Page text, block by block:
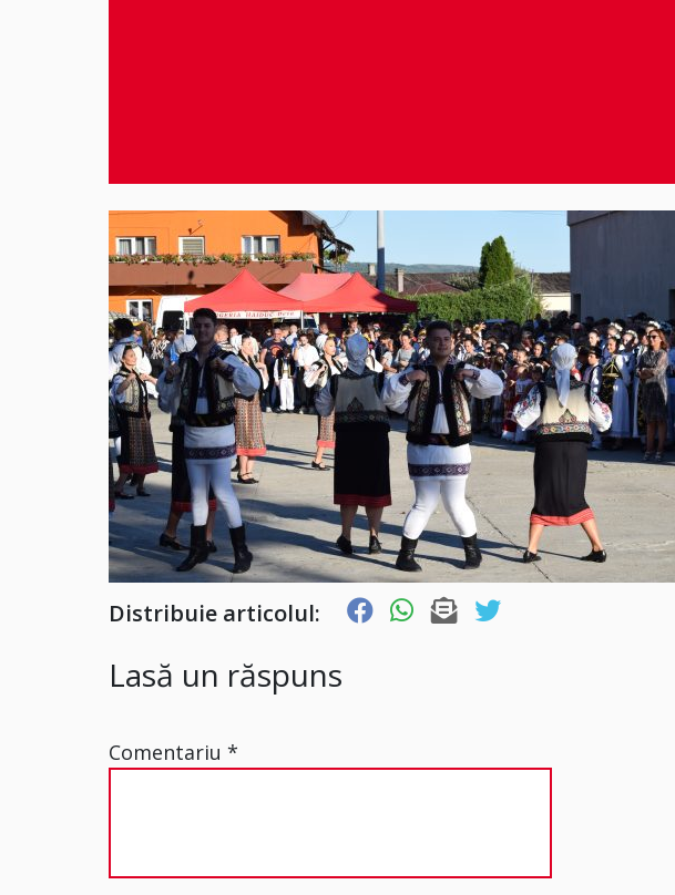
Distribuie articolul:
Lasă un răspuns
Comentariu*